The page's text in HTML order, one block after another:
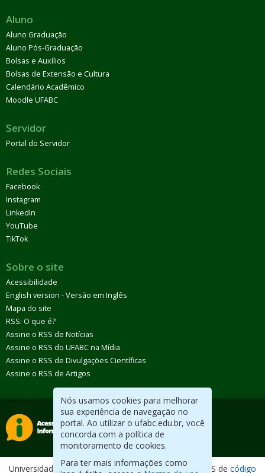
Nós usamos cookies para melhorar
sua experiência de navegação no
portal. Ao utilizar o ufabc.edu.br, você
concorda com a política de
monitoramento de cookies.
Para ter mais informações como
Aluno
Aluno Graduação
Aluno Pós-Graduação
Bolsas e Auxílios
Bolsas de Extensão e Cultura
Calendário Acadêmico
Moodle UFABC
Servidor
Portal do Servidor
Redes Sociais
Facebook
Instagram
LinkedIn
YouTube
TikTok
Sobre o site
Acessibilidade
English version - Versão em Inglês
Mapa do site
RSS: O que é?
Assine o RSS de Notícias
Assine o RSS do UFABC na Mídia
Assine o RSS de Divulgações Científicas
Assine o RSS de Artigos
Universidade Federal do ABC. Desenvolvido com CMS de código